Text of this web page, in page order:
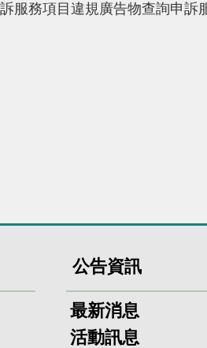
服務項目違規廣告物查詢申
公告資訊
最新消息
活動訊息